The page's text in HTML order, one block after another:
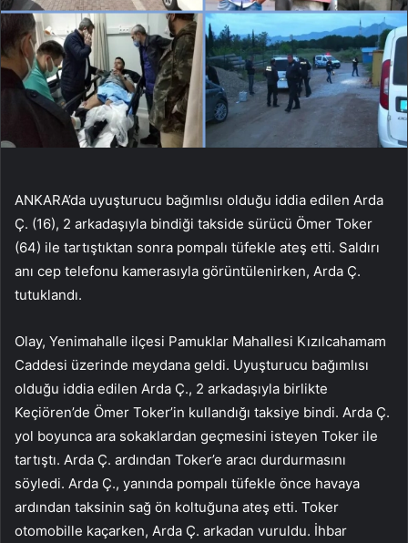
ANKARA’da uyuşturucu bağımlısı olduğu iddia edilen Arda
Ç. (16), 2 arkadaşıyla bindiği takside sürücü Ömer Toker
(64) ile tartıştıktan sonra pompalı tüfekle ateş etti. Saldırı
anı cep telefonu kamerasıyla görüntülenirken, Arda Ç.
tutuklandı.
Olay, Yenimahalle ilçesi Pamuklar Mahallesi Kızılcahamam
Caddesi üzerinde meydana geldi. Uyuşturucu bağımlısı
olduğu iddia edilen Arda Ç., 2 arkadaşıyla birlikte
Keçiören’de Ömer Toker’in kullandığı taksiye bindi. Arda Ç.
yol boyunca ara sokaklardan geçmesini isteyen Toker ile
tartıştı. Arda Ç. ardından Toker’e aracı durdurmasını
söyledi. Arda Ç., yanında pompalı tüfekle önce havaya
ardından taksinin sağ ön koltuğuna ateş etti. Toker
otomobille kaçarken, Arda Ç. arkadan vuruldu. İhbar